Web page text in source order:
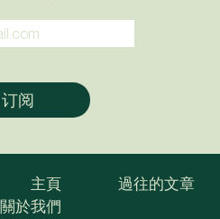
主頁
關於我們
過往的文章